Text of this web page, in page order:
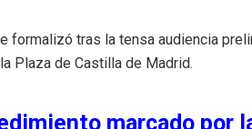
formalizó tras la tensa audiencia
Plaza de Castilla de Madrid.
marcado por